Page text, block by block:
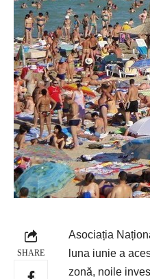
SHARE
Asociația
luna iunie a
zonă, noile